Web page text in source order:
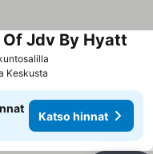
Jdv By Hyatt
Keskusta
Katso hinnat